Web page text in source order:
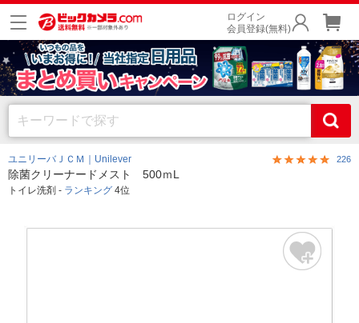
ログイン
会員登録(無料)
ユニリーバＪＣＭ｜Unilever 226
除菌クリーナードメスト 500ｍL
トイレ洗剤 - ランキング 4位